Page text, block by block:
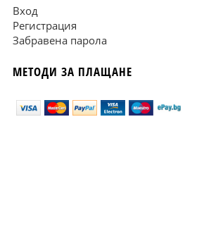
Вход
Регистрация
Забравена парола
МЕТОДИ ЗА ПЛАЩАНЕ